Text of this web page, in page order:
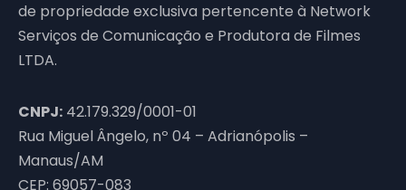
de propriedade exclusiva pertencente à Network
Serviços de Comunicação e Produtora de Filmes
LTDA.
CNPJ: 42.179.329/0001-01
Rua Miguel Ângelo, nº 04 – Adrianópolis –
Manaus/AM
CEP: 69057-083